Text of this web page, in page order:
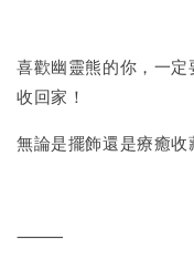
喜歡幽靈熊的你，一
收回家！
無論是擺飾還是療癒
⸻